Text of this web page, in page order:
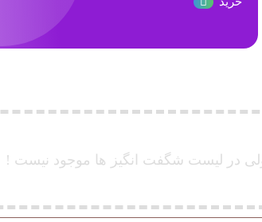
در لیست شگفت انگیز ها موجود نیست !